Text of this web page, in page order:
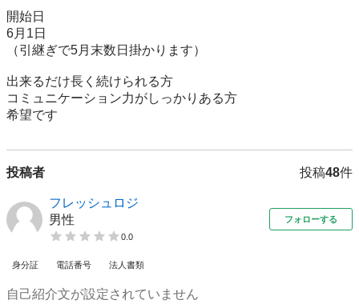
開始日
6月1日
（引継ぎで5月末数日掛かります）
出来るだけ長く続けられる方
コミュニケーション力がしっかりある方
投稿者 投稿48件
フレッシュロジ
男性
0.0
フォローする
身分証 電話番号 法人書類
自己紹介文が設定されていません